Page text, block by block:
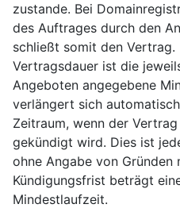
zustande. Bei
des Auftrages durch den
schließt somit den Vertrag.
Vertragsdauer ist die
Angeboten angegebene
verlängert sich
Zeitraum, wenn der
gekündigt wird. Dies ist
ohne Angabe von Gründen
Kündigungsfrist beträgt
Mindestlaufzeit.